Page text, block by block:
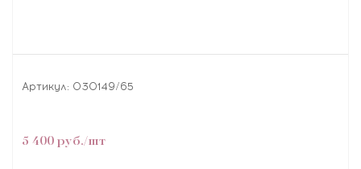
Артикул: 030149/65
5 400 руб./шт